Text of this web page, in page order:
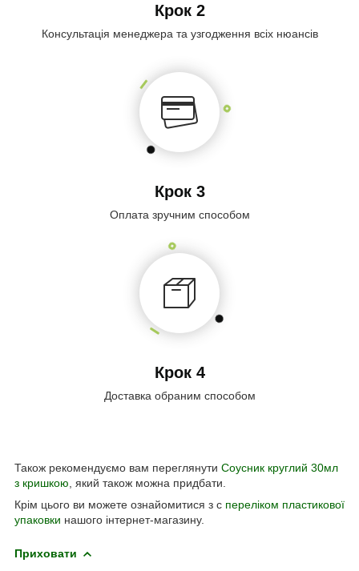
Крок 2
Консультація менеджера та узгодження всіх нюансів
Крок 3
Оплата зручним способом
Крок 4
Доставка обраним способом
Також рекомендуємо вам переглянути Соусник круглий 30мл
з кришкою , який також можна придбати.
Крім цього ви можете ознайомитися з с переліком пластикової
упаковки нашого інтернет-магазину.
Приховати